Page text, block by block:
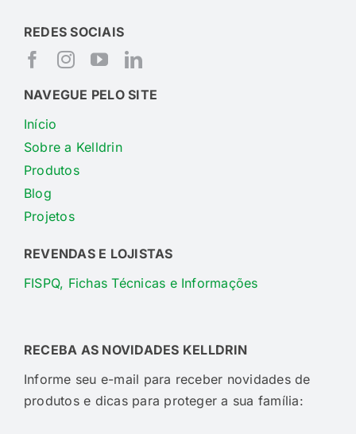
REDES SOCIAIS
NAVEGUE PELO SITE
Início
Sobre a Kelldrin
Produtos
Blog
Projetos
REVENDAS E LOJISTAS
FISPQ, Fichas Técnicas e Informações
RECEBA AS NOVIDADES KELLDRIN
Informe seu e-mail para receber novidades de
produtos e dicas para proteger a sua família: